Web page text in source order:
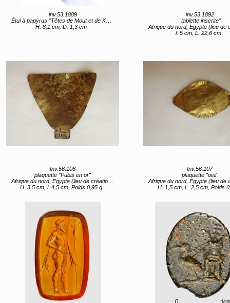
inv.53.1889
Étui à papyrus "Têtes de Mout et de Khonsou"
H. 8,1 cm, D. 1,3 cm
inv.53.1892
"tablette inscrite"
Afrique du nord, Egypte (lieu de création) 315/4 ou
l. 5 cm, L. 22,6 cm
Inv.56.106
plaquette "Pubis en or"
Afrique du nord, Egypte (lieu de création) entre 4e quart 2e siècle et 1er quart 3e siècle
H. 3,5 cm, l. 4,5 cm, Poids 0,95 g
Inv.56.107
plaquette "oeil"
Afrique du nord, Egypte (lieu de création) entre 4e quart 2e siècle et 1er
H. 1,5 cm, L. 2,5 cm, Poids